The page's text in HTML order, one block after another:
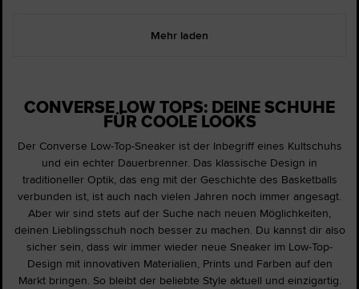
Mehr laden
CONVERSE LOW TOPS: DEINE SCHUHE
FÜR COOLE LOOKS
Der Converse Low-Top-Sneaker ist der Inbegriff eines Kultschuhs
und ein echter Dauerbrenner. Das klassische Design in
traditioneller Optik, das eng mit der Geschichte des Basketballs
verbunden ist, ist auch nach vielen Jahren noch immer angesagt.
Aber wir sind stets auf der Suche nach neuen Möglichkeiten,
deinen Lieblingsschuh noch besser zu machen. Du kannst dir also
sicher sein, dass wir immer wieder neue Sneaker im Low-Top-
Design mit innovativen Materialien, Prints und Farben auf den
Markt bringen. So bleibt der beliebte Style aktuell und einzigartig.